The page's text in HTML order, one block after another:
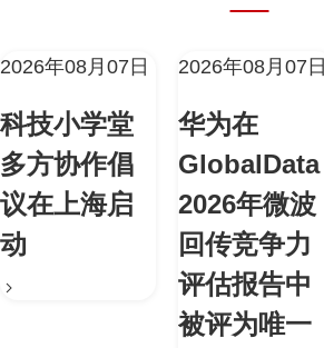
2026年08月07日
科技小学堂
多方协作倡
议在上海启
动
2026年08月07日
华为在
GlobalData
2026年微波
回传竞争力
评估报告中
被评为唯一